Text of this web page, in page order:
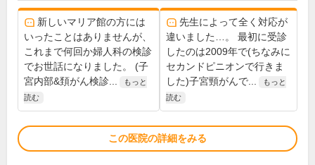
新しいマリア館の方には
いったことはありませんが、
これまで何回か婦人科の検診
でお世話になりました。 (子
宮内部&頚がん検診...
もっと
読む
先生によって全く対応が
違いました…。 最初に受診
したのは2009年で(ちなみに
セカンドピニオンで行きま
した)子宮頸がんで...
もっと
読む
この医院の詳細をみる